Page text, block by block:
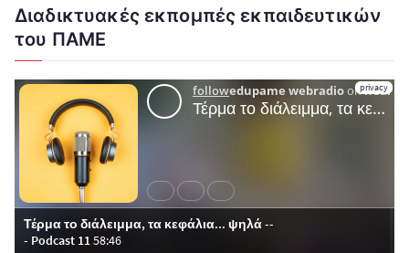
Διαδικτυακές εκπομπές εκπαιδευτικών
του ΠΑΜΕ